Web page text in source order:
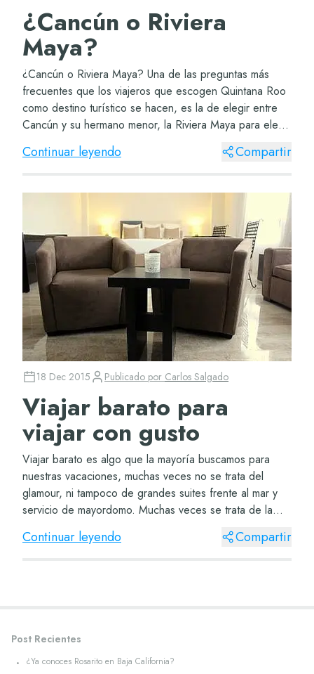
¿Cancún o Riviera
Maya?
¿Cancún o Riviera Maya? Una de las preguntas más
frecuentes que los viajeros que escogen Quintana Roo
como destino turístico se hacen, es la de elegir entre
Cancún y su hermano menor, la Riviera Maya para elegir
hoteles de 5 estrellas en Cancún. Ambo...
Continuar leyendo Compartir
18 Dec 2015 Publicado por Carlos Salgado
Viajar barato para
viajar con gusto
Viajar barato es algo que la mayoría buscamos para
nuestras vacaciones, muchas veces no se trata del
glamour, ni tampoco de grandes suites frente al mar y
servicio de mayordomo. Muchas veces se trata de la
aventura, de descubrir nuevos lugares, proba...
Continuar leyendo Compartir
Post Recientes
· ¿Ya conoces Rosarito en Baja California?